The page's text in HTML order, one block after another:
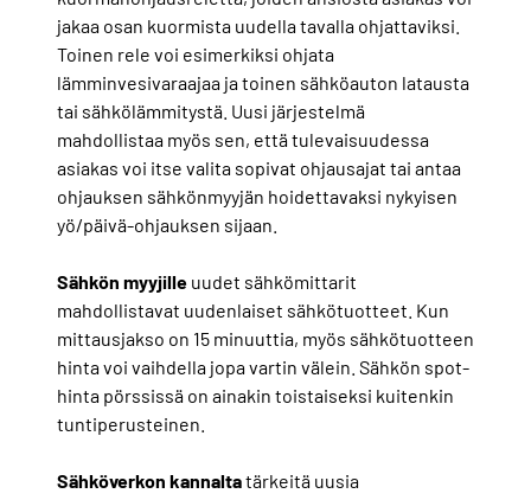
jakaa osan kuormista uudella tavalla ohjattaviksi.
Toinen rele voi esimerkiksi ohjata
lämminvesivaraajaa ja toinen sähköauton latausta
tai sähkölämmitystä. Uusi järjestelmä
mahdollistaa myös sen, että tulevaisuudessa
asiakas voi itse valita sopivat ohjausajat tai antaa
ohjauksen sähkönmyyjän hoidettavaksi nykyisen
yö/päivä-ohjauksen sijaan.
Sähkön myyjille uudet sähkömittarit
mahdollistavat uudenlaiset sähkötuotteet. Kun
mittausjakso on 15 minuuttia, myös sähkötuotteen
hinta voi vaihdella jopa vartin välein. Sähkön spot-
hinta pörssissä on ainakin toistaiseksi kuitenkin
tuntiperusteinen.
Sähköverkon kannaltatärkeitä uusia